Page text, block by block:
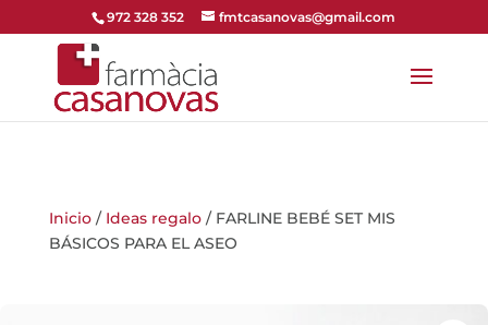
972 328 352 fmtcasanovas@gmail.com
Inicio/ Ideas regalo/ FARLINE BEBÉ SET MIS
BÁSICOS PARA EL ASEO